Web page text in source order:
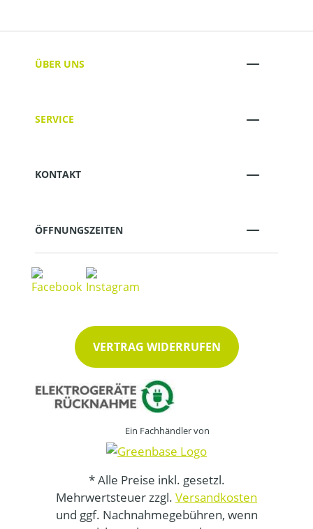
ÜBER UNS
SERVICE
KONTAKT
ÖFFNUNGSZEITEN
VERTRAG WIDERRUFEN
Ein Fachhändler von
* Alle Preise inkl. gesetzl.
Mehrwertsteuer zzgl. Versandkosten
und ggf. Nachnahmegebühren, wenn